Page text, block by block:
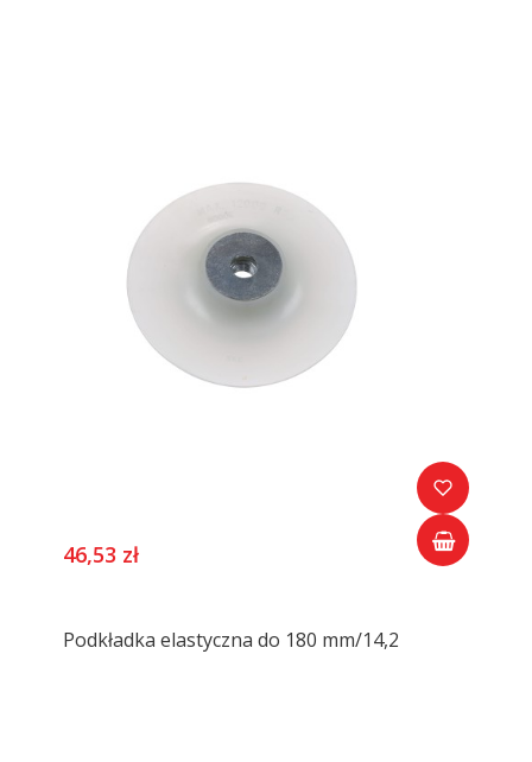
46,53 zł
Podkładka elastyczna do 180 mm/14,2